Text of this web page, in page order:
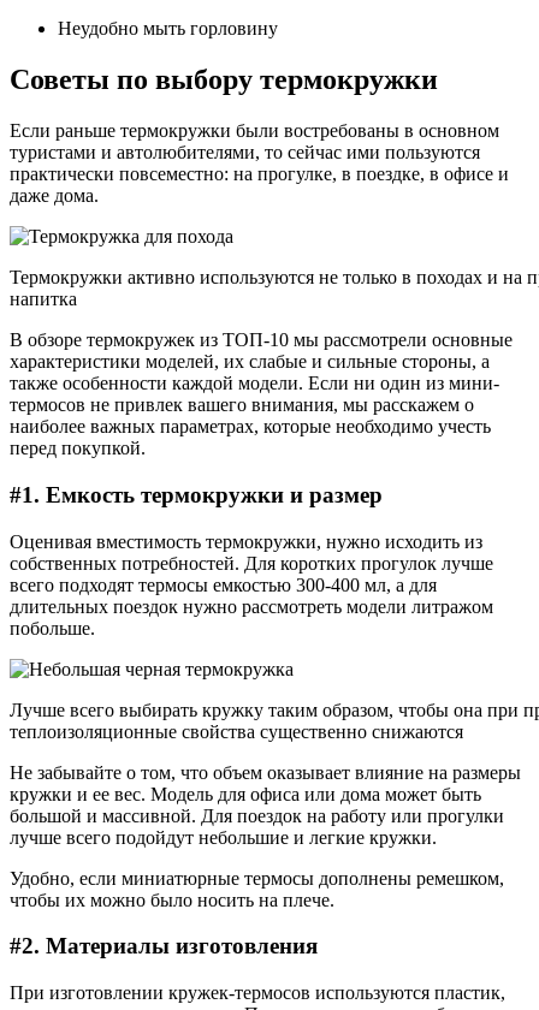
Неудобно мыть горловину
Советы по выбору термокружки
Если раньше термокружки были востребованы в основном
туристами и автолюбителями, то сейчас ими пользуются
практически повсеместно: на прогулке, в поездке, в офисе и
даже дома.
Термокружки активно используются не только в походах и на
напитка
В обзоре термокружек из ТОП-10 мы рассмотрели основные
характеристики моделей, их слабые и сильные стороны, а
также особенности каждой модели. Если ни один из мини-
термосов не привлек вашего внимания, мы расскажем о
наиболее важных параметрах, которые необходимо учесть
перед покупкой.
#1. Емкость термокружки и размер
Оценивая вместимость термокружки, нужно исходить из
собственных потребностей. Для коротких прогулок лучше
всего подходят термосы емкостью 300-400 мл, а для
длительных поездок нужно рассмотреть модели литражом
побольше.
Лучше всего выбирать кружку таким образом, чтобы она при
теплоизоляционные свойства существенно снижаются
Не забывайте о том, что объем оказывает влияние на размеры
кружки и ее вес. Модель для офиса или дома может быть
большой и массивной. Для поездок на работу или прогулки
лучше всего подойдут небольшие и легкие кружки.
Удобно, если миниатюрные термосы дополнены ремешком,
чтобы их можно было носить на плече.
#2. Материалы изготовления
При изготовлении кружек-термосов используются пластик,